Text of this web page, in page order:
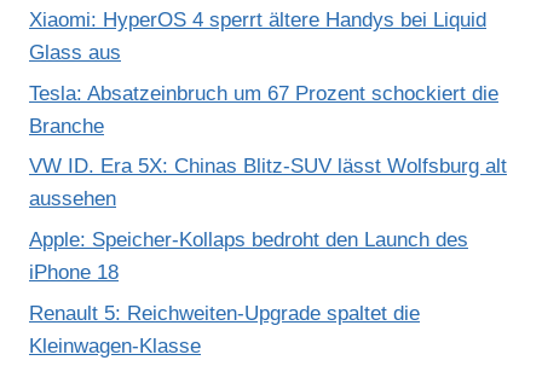
Xiaomi: HyperOS 4 sperrt ältere Handys bei Liquid
Glass aus
Tesla: Absatzeinbruch um 67 Prozent schockiert die
Branche
VW ID. Era 5X: Chinas Blitz-SUV lässt Wolfsburg alt
aussehen
Apple: Speicher-Kollaps bedroht den Launch des
iPhone 18
Renault 5: Reichweiten-Upgrade spaltet die
Kleinwagen-Klasse